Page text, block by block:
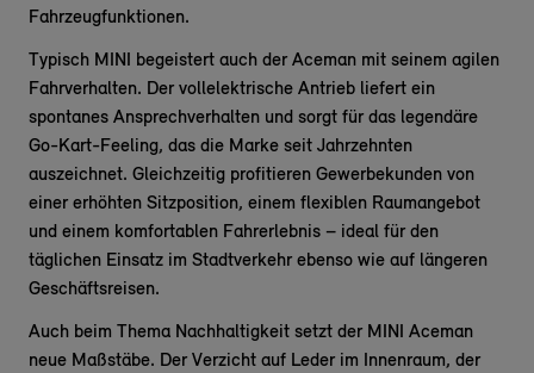
Fahrzeugfunktionen.
Typisch MINI begeistert auch der Aceman mit seinem agilen
Fahrverhalten. Der vollelektrische Antrieb liefert ein
spontanes Ansprechverhalten und sorgt für das legendäre
Go-Kart-Feeling, das die Marke seit Jahrzehnten
auszeichnet. Gleichzeitig profitieren Gewerbekunden von
einer erhöhten Sitzposition, einem flexiblen Raumangebot
und einem komfortablen Fahrerlebnis – ideal für den
täglichen Einsatz im Stadtverkehr ebenso wie auf längeren
Geschäftsreisen.
Auch beim Thema Nachhaltigkeit setzt der MINI Aceman
neue Maßstäbe. Der Verzicht auf Leder im Innenraum, der